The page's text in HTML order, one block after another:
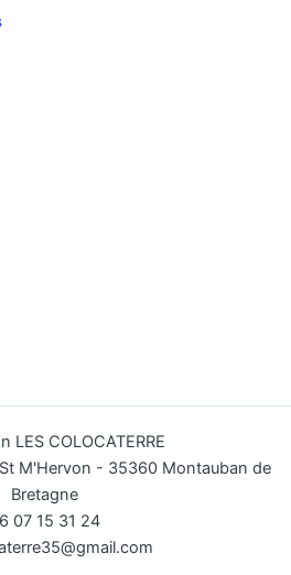
LES COLOCATERRE
M'Hervon - 35360 Montauban de
Bretagne
07 15 31 24